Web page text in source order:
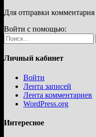
Для отправки
Войти с помощью:
Найти:
Личный кабинет
Войти
Лента записей
Лента комментариев
WordPress.org
Интересное